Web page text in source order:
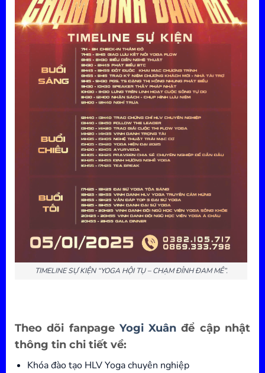
TIMELINE SỰ KIỆN “YOGA HỘI TỤ – CHẠM ĐỈNH ĐAM MÊ”.
Theo dõi fanpage Yogi Xuânđể cập nhật
thông tin chi tiết về:
Khóa đào tạo HLV Yoga chuyên nghiệp